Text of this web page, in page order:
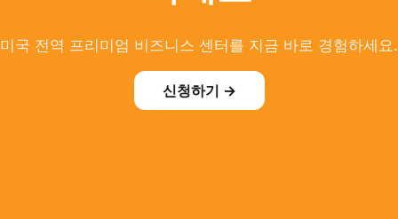
미국 전역 프리미엄 비즈니스 센터를 지금 바로 경험하세요.
신청하기 →